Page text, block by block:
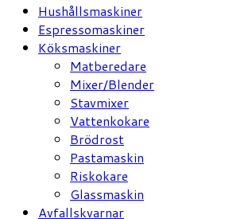
Hushållsmaskiner
Espressomaskiner
Köksmaskiner
Matberedare
Mixer/Blender
Stavmixer
Vattenkokare
Brödrost
Pastamaskin
Riskokare
Glassmaskin
Avfallskvarnar